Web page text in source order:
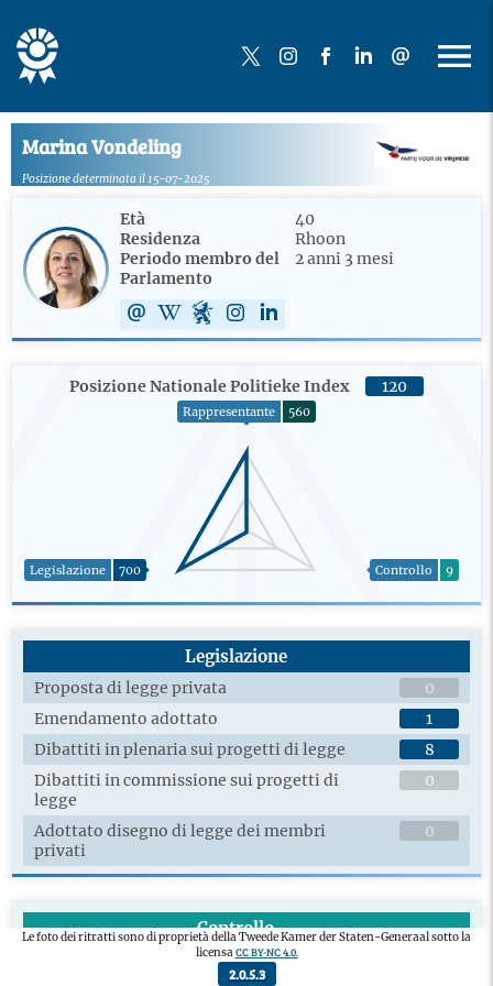
Marina Vondeling
Posizione determinata il 15-07-2025
Età
40
Residenza
Rhoon
Periodo membro del
Parlamento
2 anni 3 mesi
Posizione Nationale Politieke Index 120
Legislazione 700
Rappresentante 560
Controllo 9
Legislazione
Proposta di legge privata
0
Emendamento adottato
1
Dibattiti in plenaria sui progetti di legge
8
Dibattiti in commissione sui progetti di
legge
0
Adottato disegno di legge dei membri
privati
0
Controllo
Proposta politica dei membri privati
Le foto dei ritratti sono di proprietà della Tweede Kamer der Staten-Generaal sotto la
licensaCC BY-NC 4.0.
2.0.5.3